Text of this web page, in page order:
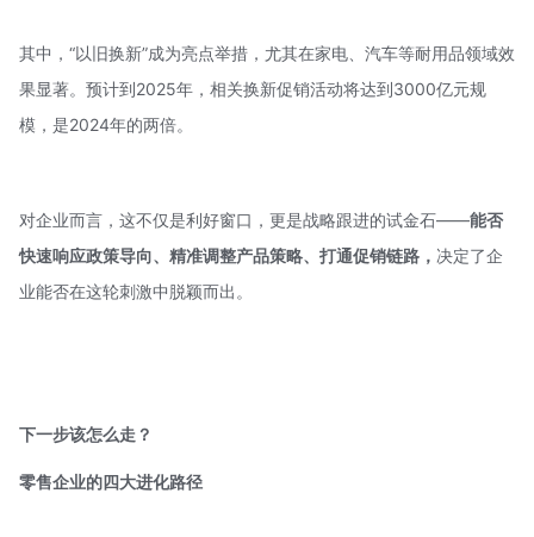
其中，“以旧换新”成为亮点举措，尤其在家电、汽车等耐用品领域效
果显著。预计到2025年，相关换新促销活动将达到3000亿元规
模，是2024年的两倍。
对企业而言，这不仅是利好窗口，更是战略跟进的试金石——能否
快速响应政策导向、精准调整产品策略、打通促销链路， 决定了企
业能否在这轮刺激中脱颖而出。
下一步该怎么走？
零售企业的四大进化路径